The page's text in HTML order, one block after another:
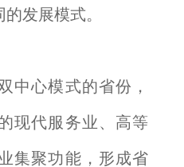
发展模式。
心模式的省份，
现代服务业、高等
集聚功能，形成省